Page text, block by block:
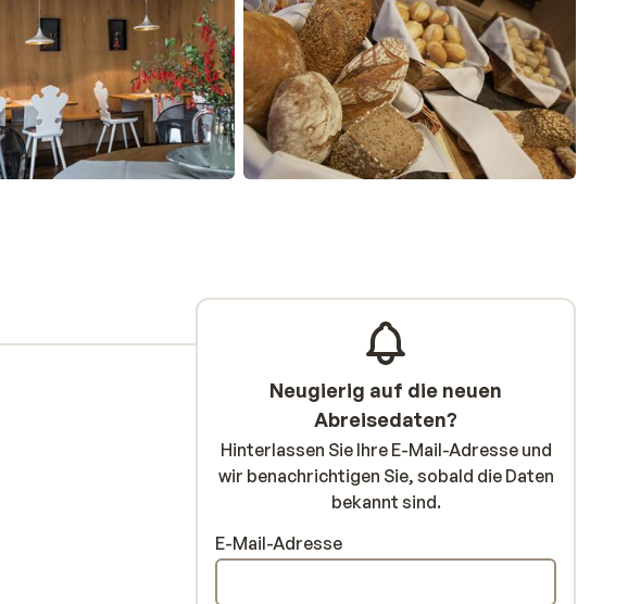
Neugierig auf die neuen
Abreisedaten?
Hinterlassen Sie Ihre E-Mail-Adresse und
wir benachrichtigen Sie, sobald die Daten
bekannt sind.
E-Mail-Adresse